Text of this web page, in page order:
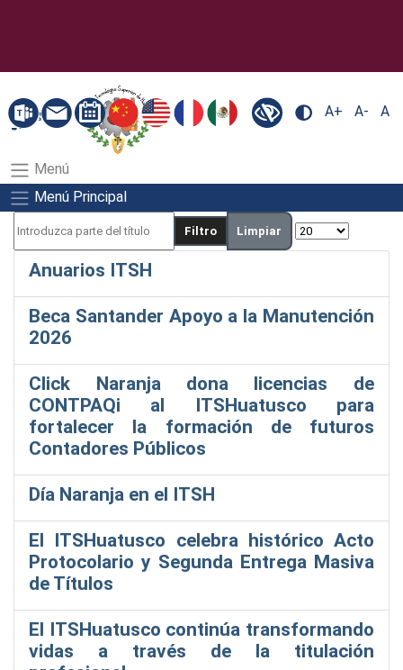
A+ A- A
Menú
Menú Principal
Filtro Limpiar
Anuarios ITSH
Beca Santander Apoyo a la Manutención
2026
Click Naranja dona licencias de
CONTPAQi al ITSHuatusco para
fortalecer la formación de futuros
Contadores Públicos
Día Naranja en el ITSH
El ITSHuatusco celebra histórico Acto
Protocolario y Segunda Entrega Masiva
de Títulos
El ITSHuatusco continúa transformando
vidas a través de la titulación